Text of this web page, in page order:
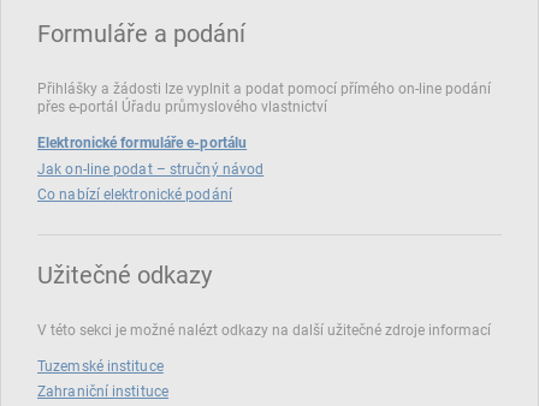
Formuláře a podání
Přihlášky a žádosti lze vyplnit a podat pomocí přímého on‑line podání
přes e‑portál Úřadu průmyslového vlastnictví
Elektronické formuláře e-portálu
Jak on-line podat – stručný návod
Co nabízí elektronické podání
Užitečné odkazy
V této sekci je možné nalézt odkazy na další užitečné zdroje informací
Tuzemské instituce
Zahraniční instituce